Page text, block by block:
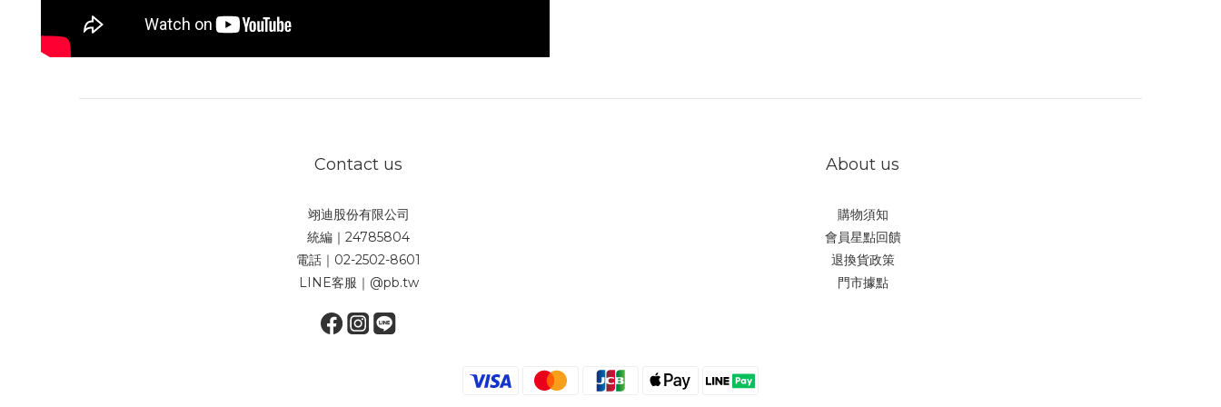
Contact us
翊迪股份有限公司
統編｜24785804
電話｜02-2502-8601
LINE客服｜@pb.tw
About us
購物須知
會員星點回饋
退換貨政策
門市據點